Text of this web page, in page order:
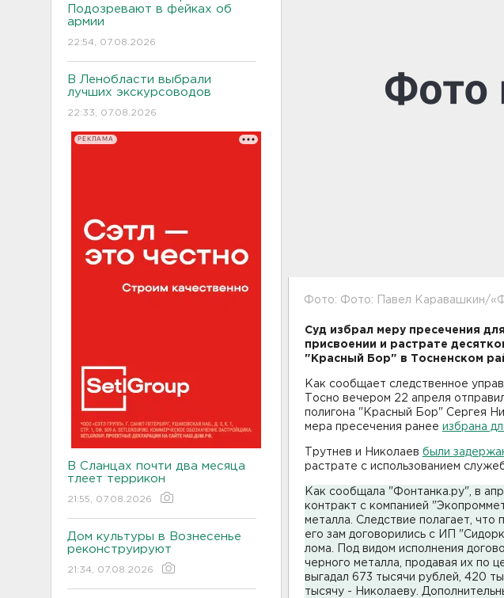
Подозревают в фейках об
армии
22:54, 07.08.2026
В Ленобласти выбрали
лучших экскурсоводов
22:33, 07.08.2026
РЕКЛАМА
В Сланцах почти два месяца
тлеет террикон
21:55, 07.08.2026
Дом культуры в Вознесенье
реконструируют
21:34, 07.08.2026
Фото: Фото: Павел Каравашкин/
Суд избрал меру пресечения
присвоении и растрате
"Красный Бор" в Тосненском
Как сообщает следственное
Тосно вечером 22 апреля
полигона "Красный Бор" Сергея
мера пресечения ранее избрана
Трутнев и Николаев были
растрате с использованием
Как сообщала "Фонтанка.ру", в
контракт с компанией
металла. Следствие полагает,
его зам договорились с ИП
лома. Под видом исполнения
черного металла, продавая их по
выгадал 673 тысячи рублей, 420
тысячу - Николаеву.